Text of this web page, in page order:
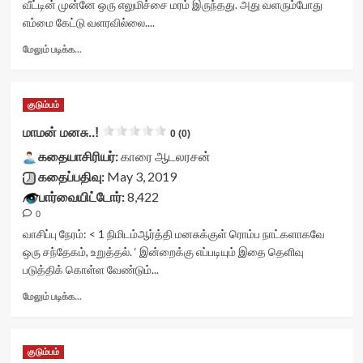
postid='29454'
data-
</div>
<span
class='yasr-
stars-
title-
</span>
</div>
title
yasr-
readonly-
rater-
71104ade6c7e8'
data-
rating='0'
data-
starsize='16'
data-
rater-
postid='29441'
வீட்டின் முன்னே ஒரு எலுமிச்சை மரம் இருந்தது. அது வளரும்போது
எம்மை கேட்டு வளரவில்லை....
மேலும் படிக்க...
stars-
title-
container">
<div
class='yasr-
title
yasr-
rater-
stars'
குடும்பம்
மாமன் மனசு..! 0 (0)
கதையாசிரியர்:காரை ஆடலரசன்
கதைப்பதிவு:May 3, 2019
பார்வையிட்டோர்:8,422
0
வாசிப்பு நேரம்: < 1 நிமிடம்ஆர்த்தி மனசுக்குள் ரொம்ப நாட்களாகவே
ஒரு சந்தேகம், உறுத்தல். ‘ இன்றைக்கு எப்படியும் இதை தெளிவு
படுத்திக் கொள்ள வேண்டும்...
மேலும் படிக்க...
குடும்பம்